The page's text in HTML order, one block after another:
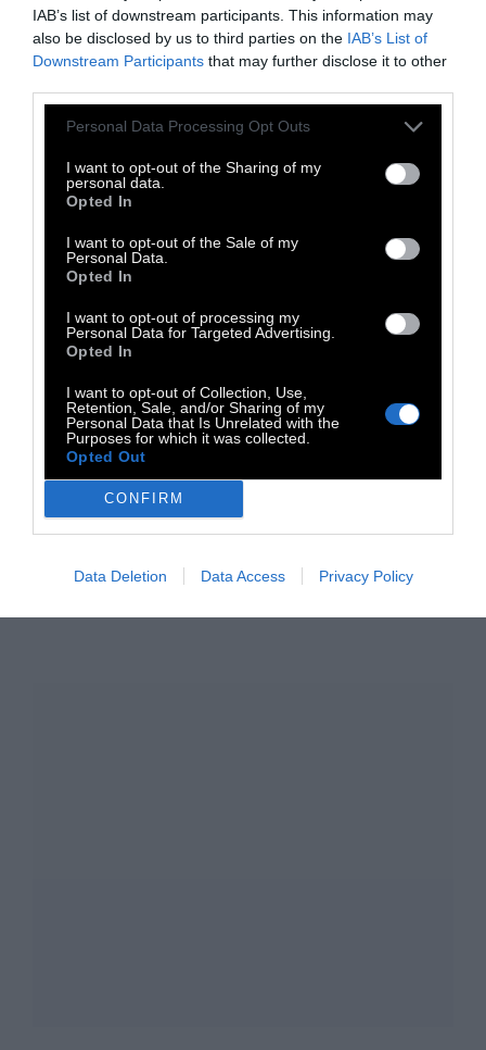
IAB’s list of downstream participants. This information may
also be disclosed by us to third parties on the IAB’s List of
Downstream Participants that may further disclose it to other
Personal Data Processing Opt Outs
I want to opt-out of the Sharing of my
personal data.
Opted In
I want to opt-out of the Sale of my
Personal Data.
Opted In
I want to opt-out of processing my
Personal Data for Targeted Advertising.
Opted In
I want to opt-out of Collection, Use,
Retention, Sale, and/or Sharing of my
Personal Data that Is Unrelated with the
Purposes for which it was collected.
Opted Out
CONFIRM
Data Deletion Data Access Privacy Policy
παραγωγός και dj, με διεθνή κυκλοφορία
πολλών άλμπουμ και συλλογών. Έχει συνθέσει
μουσικές για το θέατρο και τον
κινηματογράφο. Είναι συνιδρυτής του
DOCTV.GR και του RADIODOC.GR, και όλες τις
μίξεις του θα τις βρείτε στην κατηγορία
PODCAST
Χρησιμοποιήστε το pop up παράθυρο ώστε
να μη σταματήσει το player όταν βγείτε από τη
TAGS:
Ambient Soundtrack Electronica
Nikko Patrelakis